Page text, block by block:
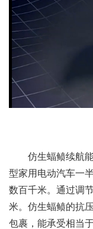
仿生蝠鲼续航
型家用电动汽车一
数百千米。通过调
米。仿生蝠鲼的抗
包裹，能承受相当